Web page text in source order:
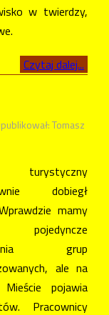
w twierdzy,
Czytaj dalej...
Tomasz
turystyczny
dobiegł
mamy
pojedyncze
grup
ale na
pojawia
Pracownicy